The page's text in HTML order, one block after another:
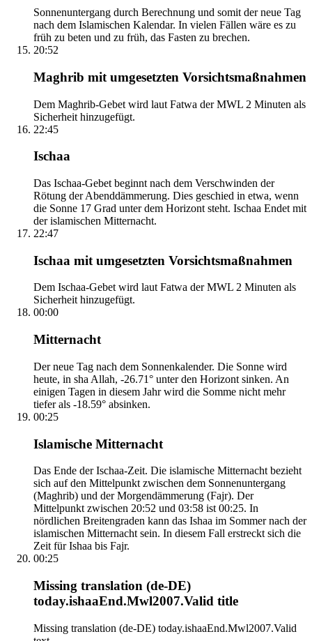
Sonnenuntergang durch Berechnung und somit der neue Tag
nach dem Islamischen Kalendar. In vielen Fällen wäre es zu
früh zu beten und zu früh, das Fasten zu brechen.
20:52
Maghrib mit umgesetzten Vorsichtsmaßnahmen
Dem Maghrib-Gebet wird laut Fatwa der MWL 2 Minuten als
Sicherheit hinzugefügt.
22:45
Ischaa
Das Ischaa-Gebet beginnt nach dem Verschwinden der
Rötung der Abenddämmerung. Dies geschied in etwa, wenn
die Sonne 17 Grad unter dem Horizont steht. Ischaa Endet mit
der islamischen Mitternacht.
22:47
Ischaa mit umgesetzten Vorsichtsmaßnahmen
Dem Ischaa-Gebet wird laut Fatwa der MWL 2 Minuten als
Sicherheit hinzugefügt.
00:00
Mitternacht
Der neue Tag nach dem Sonnenkalender. Die Sonne wird
heute, in sha Allah, -26.71° unter den Horizont sinken. An
einigen Tagen in diesem Jahr wird die Somme nicht mehr
tiefer als -18.59° absinken.
00:25
Islamische Mitternacht
Das Ende der Ischaa-Zeit. Die islamische Mitternacht bezieht
sich auf den Mittelpunkt zwischen dem Sonnenuntergang
(Maghrib) und der Morgendämmerung (Fajr). Der
Mittelpunkt zwischen 20:52 und 03:58 ist 00:25. In
nördlichen Breitengraden kann das Ishaa im Sommer nach der
islamischen Mitternacht sein. In diesem Fall erstreckt sich die
Zeit für Ishaa bis Fajr.
00:25
Missing translation (de-DE)
today.ishaaEnd.Mwl2007.Valid title
Missing translation (de-DE) today.ishaaEnd.Mwl2007.Valid